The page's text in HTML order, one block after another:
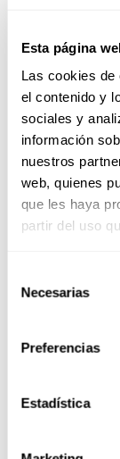
Esta página
Las cookies
el contenido y
sociales y
información
nuestros
web, quienes
que les haya
partir del uso
Necesarias
Preferencias
Estadística